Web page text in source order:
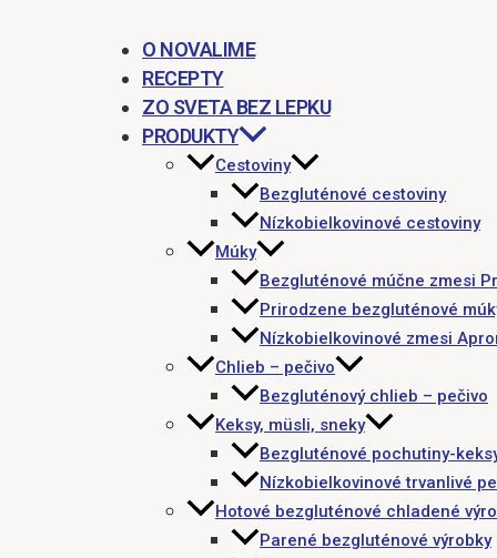
O NOVALIME
RECEPTY
ZO SVETA BEZ LEPKU
PRODUKTY
Cestoviny
Bezgluténové cestoviny
Nízkobielkovinové cestoviny
Múky
Bezgluténové múčne zmesi
Prirodzene bezgluténové
Nízkobielkovinové zmesi
Chlieb – pečivo
Bezgluténový chlieb – pečivo
Keksy, müsli, sneky
Bezgluténové pochutiny-
Nízkobielkovinové trvanlivé
Hotové bezgluténové chladené
Parené bezgluténové výrobky